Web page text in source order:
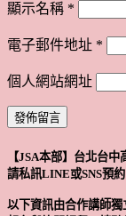
顯示名稱 *
電子郵件地址 *
個人網站網址
【JSA本部】台北台中
請私訊LINE或SNS預約
以下資訊由合作講師獨